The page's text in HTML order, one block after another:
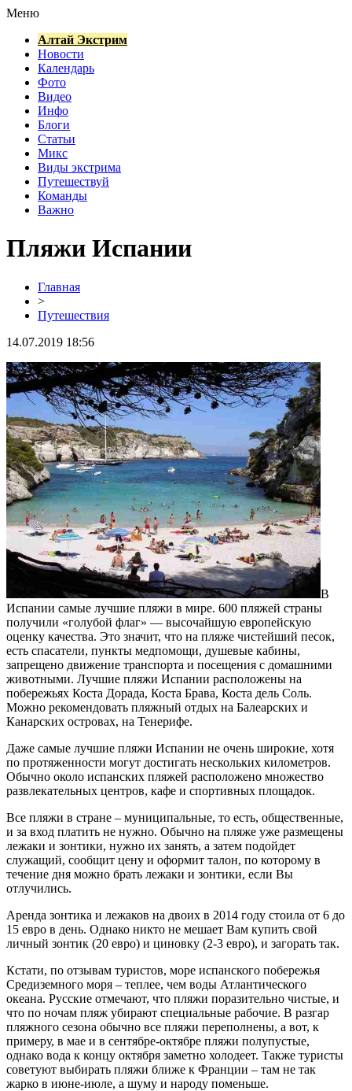
Меню
Алтай Экстрим
Новости
Календарь
Фото
Видео
Инфо
Блоги
Статьи
Микс
Виды экстрима
Путешествуй
Команды
Важно
Пляжи Испании
Главная
>
Путешествия
14.07.2019 18:56
В
Испании самые лучшие пляжи в мире. 600 пляжей страны
получили «голубой флаг» — высочайшую европейскую
оценку качества. Это значит, что на пляже чистейший песок,
есть спасатели, пункты медпомощи, душевые кабины,
запрещено движение транспорта и посещения с домашними
животными. Лучшие пляжи Испании расположены на
побережьях Коста Дорада, Коста Брава, Коста дель Соль.
Можно рекомендовать пляжный отдых на Балеарских и
Канарских островах, на Тенерифе.
Даже самые лучшие пляжи Испании не очень широкие, хотя
по протяженности могут достигать нескольких километров.
Обычно около испанских пляжей расположено множество
развлекательных центров, кафе и спортивных площадок.
Все пляжи в стране – муниципальные, то есть, общественные,
и за вход платить не нужно. Обычно на пляже уже размещены
лежаки и зонтики, нужно их занять, а затем подойдет
служащий, сообщит цену и оформит талон, по которому в
течение дня можно брать лежаки и зонтики, если Вы
отлучились.
Аренда зонтика и лежаков на двоих в 2014 году стоила от 6 до
15 евро в день. Однако никто не мешает Вам купить свой
личный зонтик (20 евро) и циновку (2-3 евро), и загорать так.
Кстати, по отзывам туристов, море испанского побережья
Средиземного моря – теплее, чем воды Атлантического
океана. Русские отмечают, что пляжи поразительно чистые, и
что по ночам пляж убирают специальные рабочие. В разгар
пляжного сезона обычно все пляжи переполнены, а вот, к
примеру, в мае и в сентябре-октябре пляжи полупустые,
однако вода к концу октября заметно холодеет. Также туристы
советуют выбирать пляжи ближе к Франции – там не так
жарко в июне-июле, а шуму и народу поменьше.